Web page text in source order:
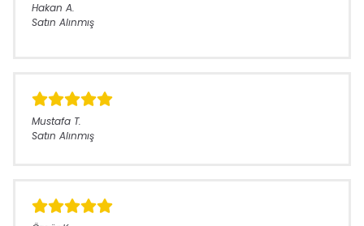
Hakan A.
Satın Alınmış
Mustafa T.
Satın Alınmış